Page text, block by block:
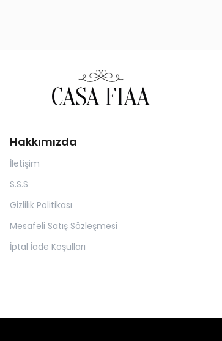
Hakkımızda
İletişim
S.S.S
Gizlilik Politikası
Mesafeli Satış Sözleşmesi
İptal İade Koşulları